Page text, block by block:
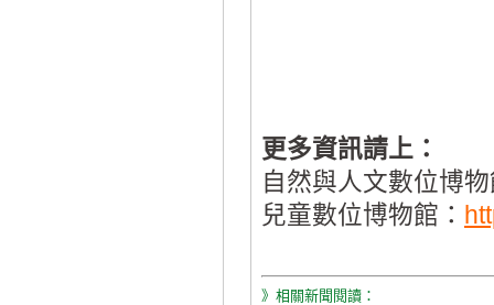
更多資訊請上：
自然與人文數位博
兒童數位博物館：
》相關新聞閱讀：